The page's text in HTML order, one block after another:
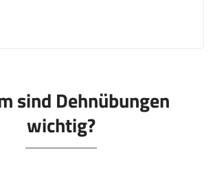
sind Dehnübungen
wichtig?